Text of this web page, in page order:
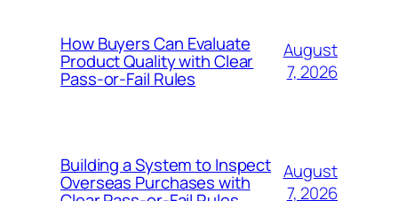
How Buyers Can Evaluate
Product Quality with Clear
Pass-or-Fail Rules
August
7, 2026
Building a System to Inspect
Overseas Purchases with
August
7, 2026